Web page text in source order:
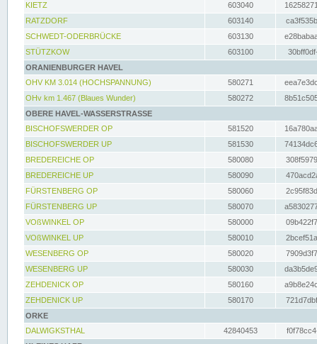
KIETZ
603040
RATZDORF
603140
SCHWEDT-ODERBRÜCKE
603130
STÜTZKOW
603100
ORANIENBURGER HAVEL
OHV KM 3.014 (HOCHSPANNUNG)
580271
OHv km 1.467 (Blaues Wunder)
580272
OBERE HAVEL-WASSERSTRASSE
BISCHOFSWERDER OP
581520
BISCHOFSWERDER UP
581530
BREDEREICHE OP
580080
BREDEREICHE UP
580090
FÜRSTENBERG OP
580060
FÜRSTENBERG UP
580070
VOßWINKEL OP
580000
VOßWINKEL UP
580010
WESENBERG OP
580020
WESENBERG UP
580030
ZEHDENICK OP
580160
ZEHDENICK UP
580170
ORKE
DALWIGKSTHAL
42840453